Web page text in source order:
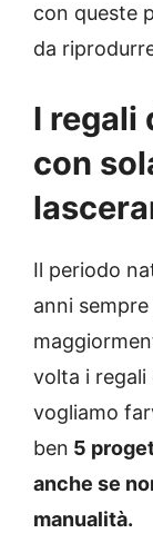
con queste
da
I regali
con
Il periodo
anni
volta i regali
vogliamo
ben 5
anche se
manualità.